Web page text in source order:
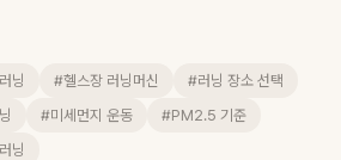
닝 #헬스장 러닝머신
#러닝 장소 선택
#미세먼지 운동
#PM2.5 기준
닝